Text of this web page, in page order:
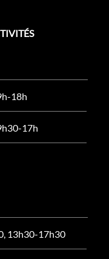
18h
17h
13h30-17h30